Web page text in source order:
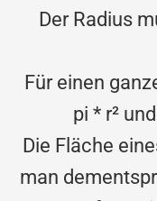
Der Radius
Für einen
pi * r²
Die Fläche
man